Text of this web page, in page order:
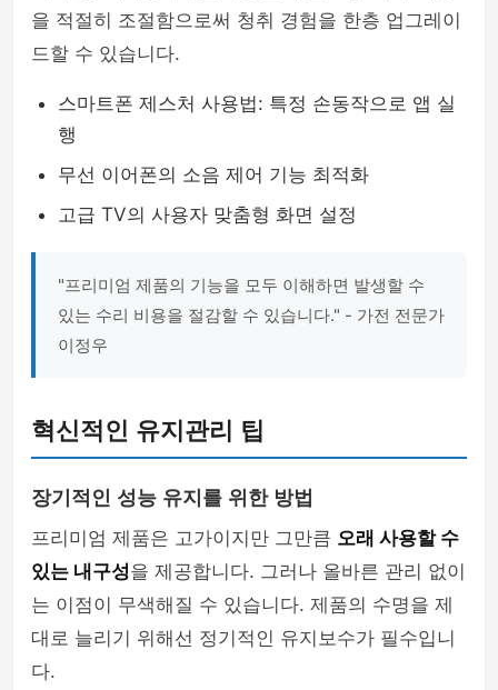
을 적절히 조절함으로써 청취 경험을 한층 업그레이
드할 수 있습니다.
스마트폰 제스처 사용법: 특정 손동작으로 앱 실
행
무선 이어폰의 소음 제어 기능 최적화
고급 TV의 사용자 맞춤형 화면 설정
"프리미엄 제품의 기능을 모두 이해하면 발생할 수
있는 수리 비용을 절감할 수 있습니다." - 가전 전문가
이정우
혁신적인 유지관리 팁
장기적인 성능 유지를 위한 방법
프리미엄 제품은 고가이지만 그만큼 오래 사용할 수
있는 내구성을 제공합니다. 그러나 올바른 관리 없이
는 이점이 무색해질 수 있습니다. 제품의 수명을 제
대로 늘리기 위해선 정기적인 유지보수가 필수입니
다.